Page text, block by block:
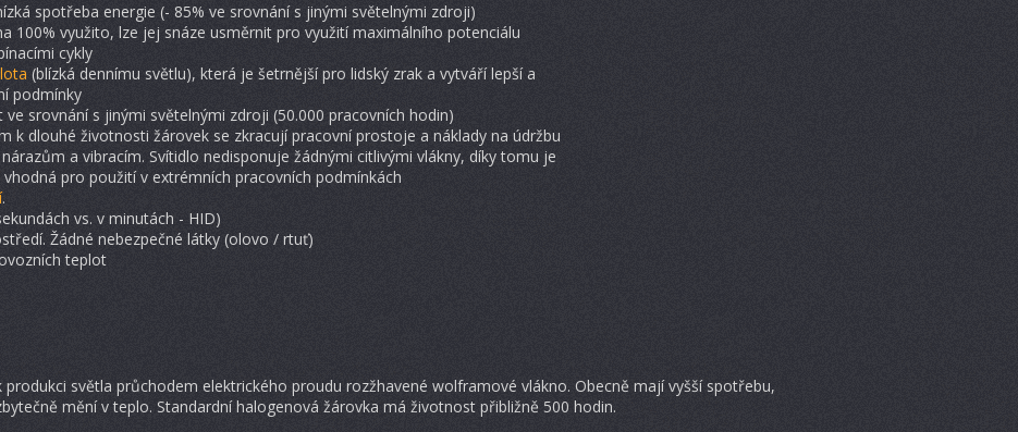
spotřeba energie (- 85% ve srovnání s jinými světelnými zdroji)
100% využito, lze jej snáze usměrnit pro využití maximálního potenciálu
cykly
(blízká dennímu světlu), která je šetrnější pro lidský zrak a vytváří lepší a
podmínky
srovnání s jinými světelnými zdroji (50.000 pracovních hodin)
k dlouhé životnosti žárovek se zkracují pracovní prostoje a náklady na údržbu
a vibracím. Svítidlo nedisponuje žádnými citlivými vlákny, díky tomu je
pro použití v extrémních pracovních podmínkách
.
vs. v minutách - HID)
Žádné nebezpečné látky (olovo / rtuť)
teplot
produkci světla průchodem elektrického proudu rozžhavené wolframové vlákno. Obecně mají vyšší spotřebu,
mění v teplo. Standardní halogenová žárovka má životnost přibližně 500 hodin.